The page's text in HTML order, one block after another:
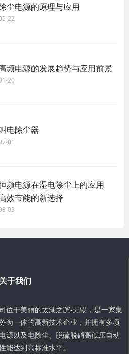
尘电源的原理与应用
22
频电源的发展趋势与应用前景
20
电除尘器
01
频电源在湿电除尘上的应用
节能的新选择
03
关于我们
位于美丽的太湖之滨-无锡，是一家集
为一体的高新技术企业，并拥有多项
源以及电除尘、脱硫脱硝高低压自动
能达到高标准水平。